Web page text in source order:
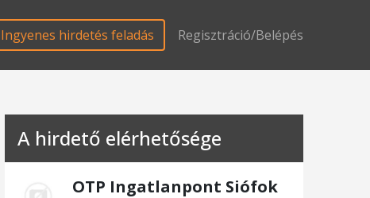
Ingyenes hirdetés feladás Regisztráció/Belépés
A hirdető elérhetősége
OTP Ingatlanpont Siófok